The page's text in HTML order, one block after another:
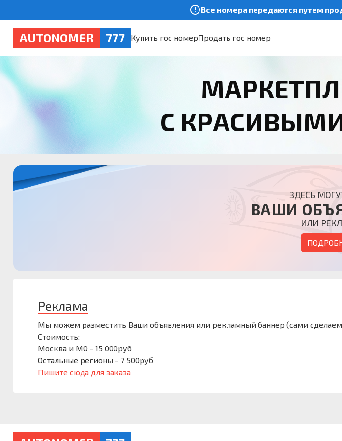
Все номера передаются путем
AUTONOMER 777 Купить гос номерПродать гос номер
С
ЗДЕСЬ
ВАШИ
ИЛИ
Реклама
Мы можем разместить Ваши объявления или рекламный баннер (сами
Стоимость:
Москва и МО - 15 000руб
Остальные регионы - 7 500руб
Пишите сюда для заказа